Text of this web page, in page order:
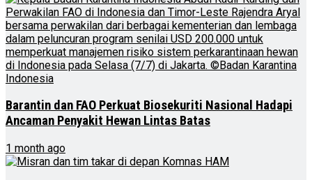
Barantin dan FAO Perkuat Biosekuriti Nasional Hadapi
Ancaman Penyakit Hewan Lintas Batas
1 month ago